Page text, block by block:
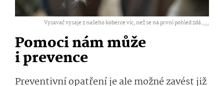
Vysavač vysaje z našeho koberce víc, než se na první pohled zdá ,...
Pomoci nám může
i prevence
Preventivní opatření je ale možné zavést již